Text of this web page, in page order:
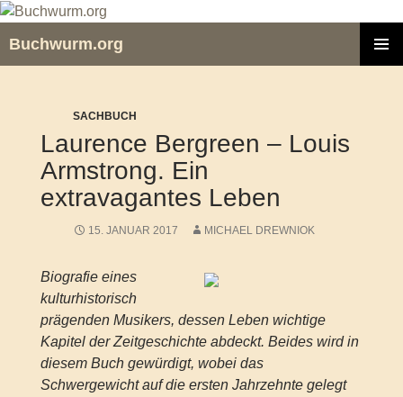
Zum
springen
Buchwurm.org
SACHBUCH
Laurence Bergreen – Louis
Armstrong. Ein
extravagantes Leben
15. JANUAR 2017 MICHAEL DREWNIOK
Biografie eines
kulturhistorisch
prägenden Musikers, dessen Leben wichtige
Kapitel der Zeitgeschichte abdeckt. Beides wird in
diesem Buch gewürdigt, wobei das
Schwergewicht auf die ersten Jahrzehnte gelegt